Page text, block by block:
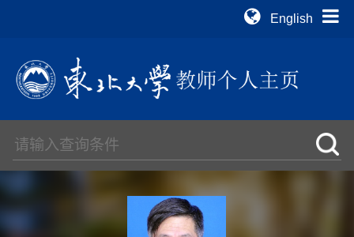
English